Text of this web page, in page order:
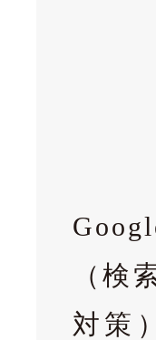
（検
対策